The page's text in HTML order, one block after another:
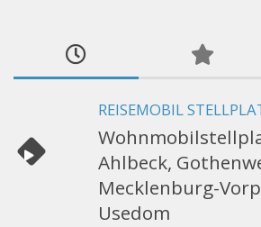
REISEMOBIL
Ahlbeck,
Mecklenburg-
Usedom